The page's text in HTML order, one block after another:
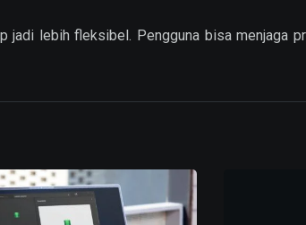
jadi lebih fleksibel. Pengguna bisa menjaga